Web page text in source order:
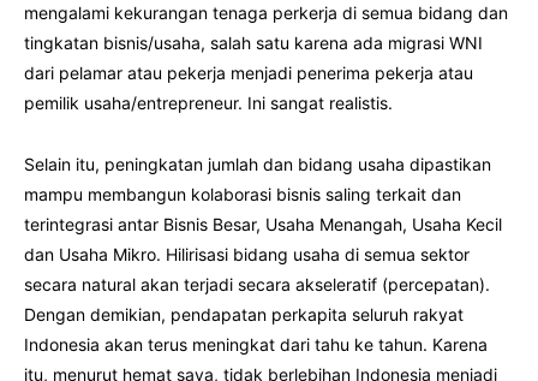
mengalami kekurangan tenaga perkerja di semua bidang dan
tingkatan bisnis/usaha, salah satu karena ada migrasi WNI
dari pelamar atau pekerja menjadi penerima pekerja atau
pemilik usaha/entrepreneur. Ini sangat realistis.
Selain itu, peningkatan jumlah dan bidang usaha dipastikan
mampu membangun kolaborasi bisnis saling terkait dan
terintegrasi antar Bisnis Besar, Usaha Menangah, Usaha Kecil
dan Usaha Mikro. Hilirisasi bidang usaha di semua sektor
secara natural akan terjadi secara akseleratif (percepatan).
Dengan demikian, pendapatan perkapita seluruh rakyat
Indonesia akan terus meningkat dari tahu ke tahun. Karena
itu, menurut hemat saya, tidak berlebihan Indonesia menjadi